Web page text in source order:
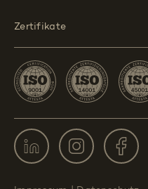
Zertifikate